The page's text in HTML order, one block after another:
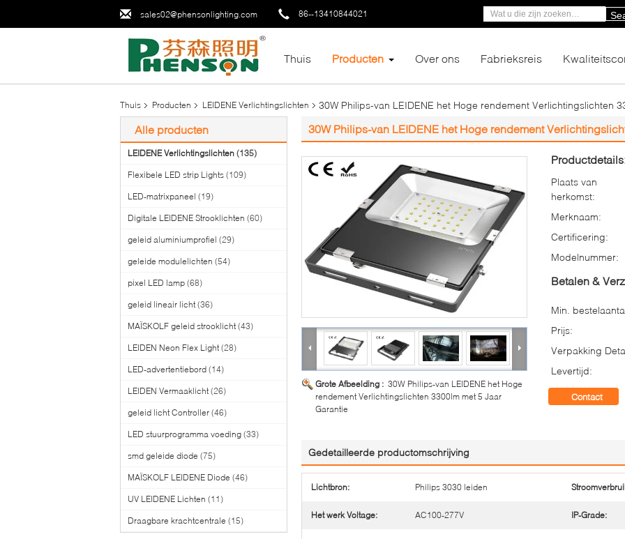
sales02@phensonlighting.com 86--13410844021
Thuis Producten Over ons Fabrieksreis
Thuis Producten LEIDENE Verlichtingslichten 30W Philips-van LEIDENE het Hoge rendement Verlichtingslichten
Alle producten
LEIDENE Verlichtingslichten (135)
Flexibele LED strip Lights (109)
LED-matrixpaneel (19)
Digitale LEIDENE Strooklichten (60)
geleid aluminiumprofiel (29)
geleide modulelichten (54)
pixel LED lamp (68)
geleid lineair licht (36)
MAÏSKOLF geleid strooklicht (43)
LEIDEN Neon Flex Light (28)
LED-advertentiebord (14)
LEIDEN Vermaaklicht (26)
geleid licht Controller (46)
LED stuurprogramma voeding (33)
smd geleide diode (75)
MAÏSKOLF LEIDENE Diode (46)
UV LEIDENE Lichten (11)
Draagbare krachtcentrale (15)
30W Philips-van LEIDENE het Hoge rendement
Grote Afbeelding : 30W Philips-van LEIDENE het Hoge
rendement Verlichtingslichten 3300lm met 5 Jaar
Garantie
Plaats van
herkomst:
Merknaam:
Certificering:
Modelnummer:
Betalen &
Min.
Prijs:
Verpakking
Levertijd:
Contact
Gedetailleerde productomschrijving
Lichtbron: Philips 3030 leiden
Het werk Voltage: AC100-277V IP-Grade: